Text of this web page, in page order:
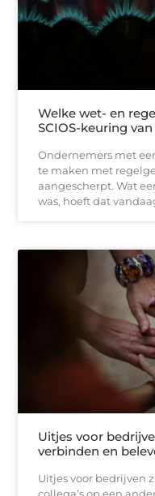
Welke wet- en
SCIOS-keuring
Ondernemers met
te maken met
aangescherpt. Wat
was, hoeft dat
Uitjes voor
verbinden en
Uitjes voor bedrijven